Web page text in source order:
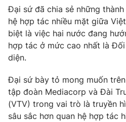
Giải sao mai
Sao
Làm đẹp
Chất lượng cuộc sống
Giáo dục
Tuyển sinh
Học trực tuyến
Công nghệ
Hitech Công nghệ tương lai
Sản phẩm
Thị trường
Tư vấn
Giao lưu trực tuyến
Lịch phát sóng
Đại sứ đã chia sẻ những
hệ hợp tác nhiều mặt giữa
biệt là việc hai nước đang
hợp tác ở mức cao nhất là
diện.
Đại sứ bày tỏ mong muốn
tập đoàn Mediacorp và Đài
(VTV) trong vai trò là truyền
sâu sắc hơn quan hệ hợp tác